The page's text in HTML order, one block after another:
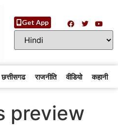
Get App
छत्तीसगढ राजनीति वीडियो कहानी
preview